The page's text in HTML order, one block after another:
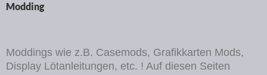
Modding
Moddings wie z.B. Casemods, Grafikkarten Mods,
Display Lötanleitungen, etc. ! Auf diesen Seiten